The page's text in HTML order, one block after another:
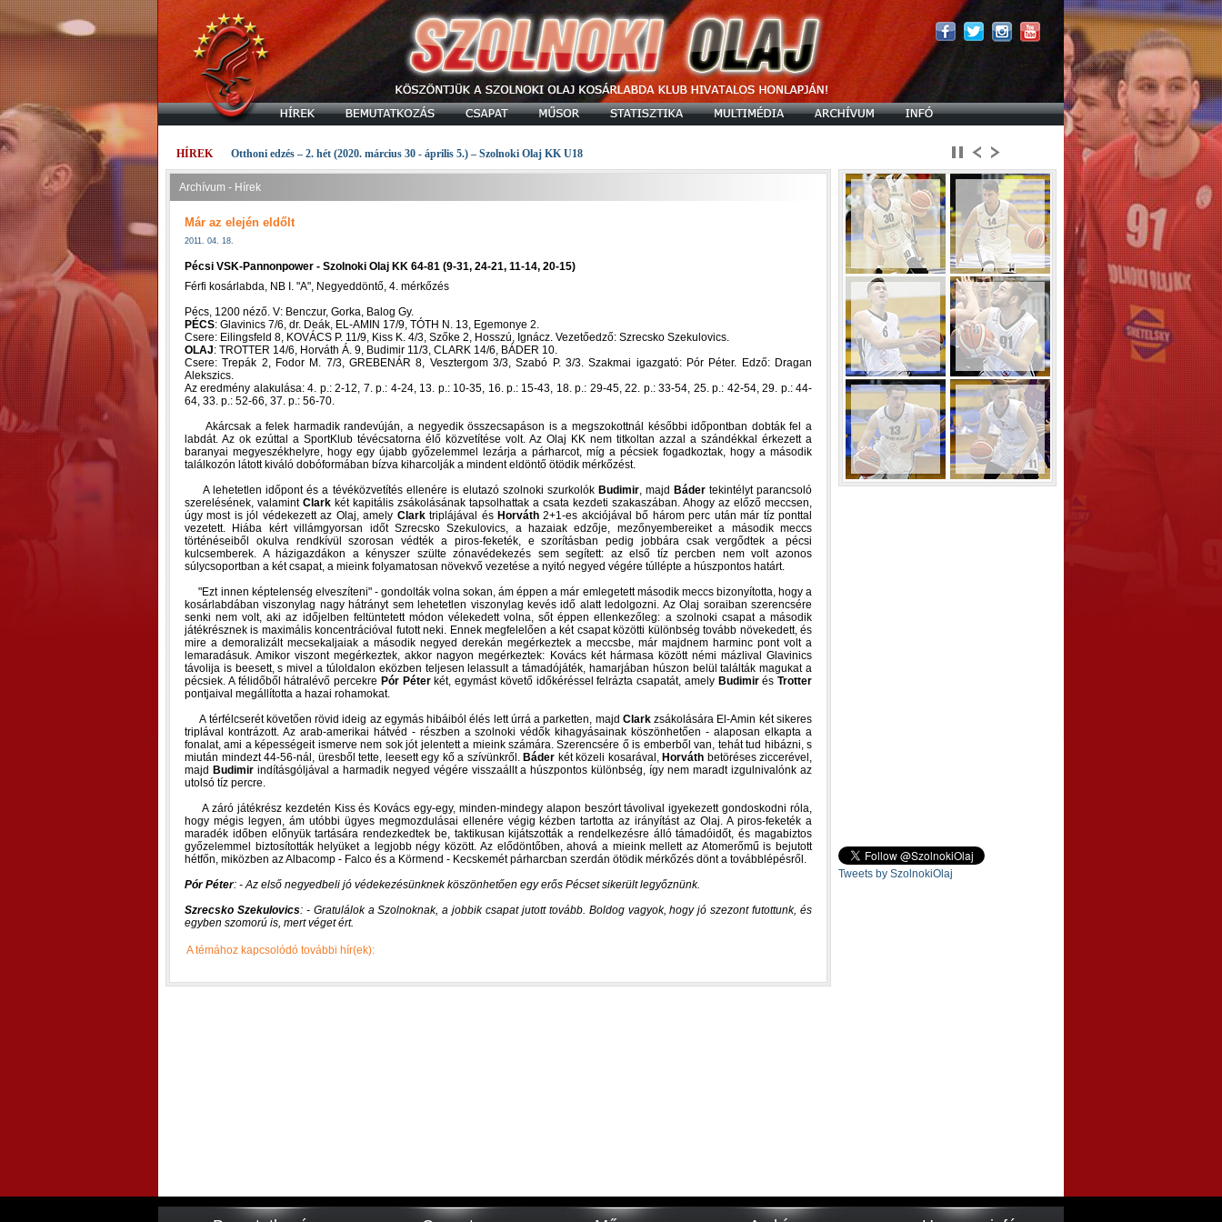
HÍREK Otthoni edzés – 2. hét (2020. március 30 - április 5.) – Szolnoki Olaj KK U18
Archívum - Hírek
Már az elején eldőlt
2011. 04. 18.
Pécsi VSK-Pannonpower - Szolnoki Olaj KK 64-81 (9-31, 24-21, 11-14, 20-15)
Férfi kosárlabda, NB I. "A", Negyeddöntő, 4. mérkőzés
Pécs, 1200 néző. V: Benczur, Gorka, Balog Gy.
PÉCS: Glavinics 7/6, dr. Deák, EL-AMIN 17/9, TÓTH N. 13, Egemonye 2.
Csere: Eilingsfeld 8, KOVÁCS P. 11/9, Kiss K. 4/3, Szőke 2, Hosszú, Ignácz. Vezetőedző: Szrecsko Szekulovics.
OLAJ: TROTTER 14/6, Horváth Á. 9, Budimir 11/3, CLARK 14/6, BÁDER 10.
Csere: Trepák 2, Fodor M. 7/3, GREBENÁR 8, Vesztergom 3/3, Szabó P. 3/3. Szakmai igazgató: Pór Péter. Edző: Dragan
Alekszics.
Az eredmény alakulása: 4. p.: 2-12, 7. p.: 4-24, 13. p.: 10-35, 16. p.: 15-43, 18. p.: 29-45, 22. p.: 33-54, 25. p.: 42-54, 29. p.: 44-
64, 33. p.: 52-66, 37. p.: 56-70.
Akárcsak a felek harmadik randevúján, a negyedik összecsapáson is a megszokottnál későbbi időpontban dobták fel a
labdát. Az ok ezúttal a SportKlub tévécsatorna élő közvetítése volt. Az Olaj KK nem titkoltan azzal a szándékkal érkezett a
baranyai megyeszékhelyre, hogy egy újabb győzelemmel lezárja a párharcot, míg a pécsiek fogadkoztak, hogy a második
találkozón látott kiváló dobóformában bízva kiharcolják a mindent eldöntő ötödik mérkőzést.
A lehetetlen időpont és a tévéközvetítés ellenére is elutazó szolnoki szurkolók Budimir, majd Bádertekintélyt parancsoló
szerelésének, valamint Clark két kapitális zsákolásának tapsolhattak a csata kezdeti szakaszában. Ahogy az előző meccsen,
úgy most is jól védekezett az Olaj, amely Clarktriplájával és Horváth2+1-es akciójával bő három perc után már tíz ponttal
vezetett. Hiába kért villámgyorsan időt Szrecsko Szekulovics, a hazaiak edzője, mezőnyembereiket a második meccs
történéseiből okulva rendkívül szorosan védték a piros-feketék, e szorításban pedig jobbára csak vergődtek a pécsi
kulcsemberek. A házigazdákon a kényszer szülte zónavédekezés sem segített: az első tíz percben nem volt azonos
súlycsoportban a két csapat, a mieink folyamatosan növekvő vezetése a nyitó negyed végére túllépte a húszpontos határt.
"Ezt innen képtelenség elveszíteni" - gondolták volna sokan, ám éppen a már emlegetett második meccs bizonyította, hogy a
kosárlabdában viszonylag nagy hátrányt sem lehetetlen viszonylag kevés idő alatt ledolgozni. Az Olaj soraiban szerencsére
senki nem volt, aki az időjelben feltüntetett módon vélekedett volna, sőt éppen ellenkezőleg: a szolnoki csapat a második
játékrésznek is maximális koncentrációval futott neki. Ennek megfelelően a két csapat közötti különbség tovább növekedett, és
mire a demoralizált mecsekaljaiak a második negyed derekán megérkeztek a meccsbe, már majdnem harminc pont volt a
lemaradásuk. Amikor viszont megérkeztek, akkor nagyon megérkeztek: Kovács két hármasa között némi mázlival Glavinics
távolija is beesett, s mivel a túloldalon eközben teljesen lelassult a támadójáték, hamarjában húszon belül találták magukat a
pécsiek. A félidőből hátralévő percekre Pór Péterkét, egymást követő időkéréssel felrázta csapatát, amely Budimirés Trotter
pontjaival megállította a hazai rohamokat.
A térfélcserét követően rövid ideig az egymás hibáiból élés lett úrrá a parketten, majd Clarkzsákolására El-Amin két sikeres
triplával kontrázott. Az arab-amerikai hátvéd - részben a szolnoki védők kihagyásainak köszönhetően - alaposan elkapta a
fonalat, ami a képességeit ismerve nem sok jót jelentett a mieink számára. Szerencsére ő is emberből van, tehát tud hibázni, s
miután mindezt 44-56-nál, üresből tette, leesett egy kő a szívünkről. Báder két közeli kosarával, Horváth betöréses ziccerével,
majd Budimirindításgóljával a harmadik negyed végére visszaállt a húszpontos különbség, így nem maradt izgulnivalónk az
utolsó tíz percre.
A záró játékrész kezdetén Kiss és Kovács egy-egy, minden-mindegy alapon beszórt távolival igyekezett gondoskodni róla,
hogy mégis legyen, ám utóbbi ügyes megmozdulásai ellenére végig kézben tartotta az irányítást az Olaj. A piros-feketék a
maradék időben előnyük tartására rendezkedtek be, taktikusan kijátszották a rendelkezésre álló támadóidőt, és magabiztos
győzelemmel biztosították helyüket a legjobb négy között. Az elődöntőben, ahová a mieink mellett az Atomerőmű is bejutott
hétfőn, miközben az Albacomp - Falco és a Körmend - Kecskemét párharcban szerdán ötödik mérkőzés dönt a továbblépésről.
Pór Péter: - Az első negyedbeli jó védekezésünknek köszönhetően egy erős Pécset sikerült legyőznünk.
Szrecsko Szekulovics: - Gratulálok a Szolnoknak, a jobbik csapat jutott tovább. Boldog vagyok, hogy jó szezont futottunk, és
egyben szomorú is, mert véget ért.
A témához kapcsolódó további hír(ek):
Tweets by SzolnokiOlaj